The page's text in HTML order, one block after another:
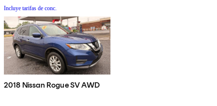
Incluye tarifas de conc.
2018 Nissan Rogue SV AWD